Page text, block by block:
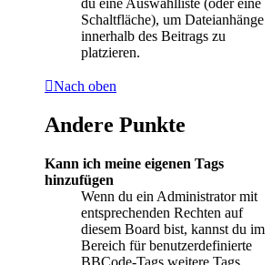
Schaltfläche), um Dateianhänge
innerhalb des Beitrags zu
platzieren.
Nach oben
Andere Punkte
Kann ich meine eigenen Tags
hinzufügen
Wenn du ein Administrator mit
entsprechenden Rechten auf
diesem Board bist, kannst du im
Bereich für benutzerdefinierte